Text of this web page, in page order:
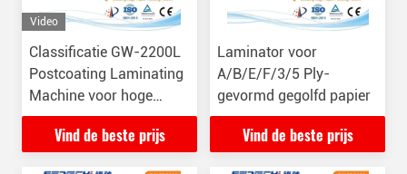
Video
Classificatie GW-2200L
Postcoating Laminating
Machine voor hoge
snelheid 16000 PCS/uur
Vind de beste prijs
Laminator voor
A/B/E/F/3/5 Ply-
gevormd gegolfd papier
Vind de beste prijs